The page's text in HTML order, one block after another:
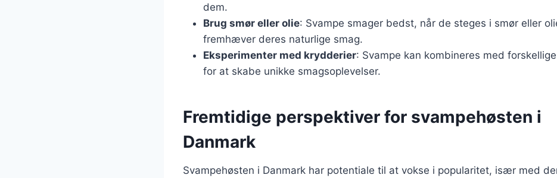
dem.
Brug smør eller olie: Svampe smager bedst, når de steges i smør eller
fremhæver deres naturlige smag.
Eksperimenter med krydderier: Svampe kan kombineres med
for at skabe unikke smagsoplevelser.
Fremtidige perspektiver for svampehøsten i
Danmark
Svampehøsten i Danmark har potentiale til at vokse i popularitet, især med